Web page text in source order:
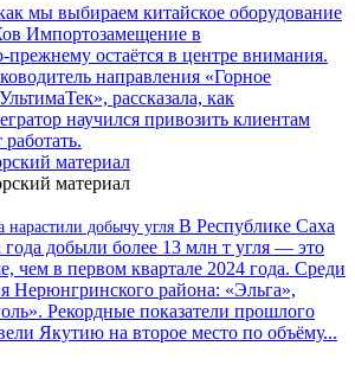
мы выбираем китайское оборудование
Импортозамещение в
остаётся в центре внимания.
направления «Горное
рассказала, как
научился привозить клиентам
материал
материал
добычу угля В Республике Саха
года добыли более 13 млн т угля — это
чем в первом квартале 2024 года. Среди
Нерюнгринского района: «Эльга»,
Рекордные показатели прошлого
Якутию на второе место по объёму...